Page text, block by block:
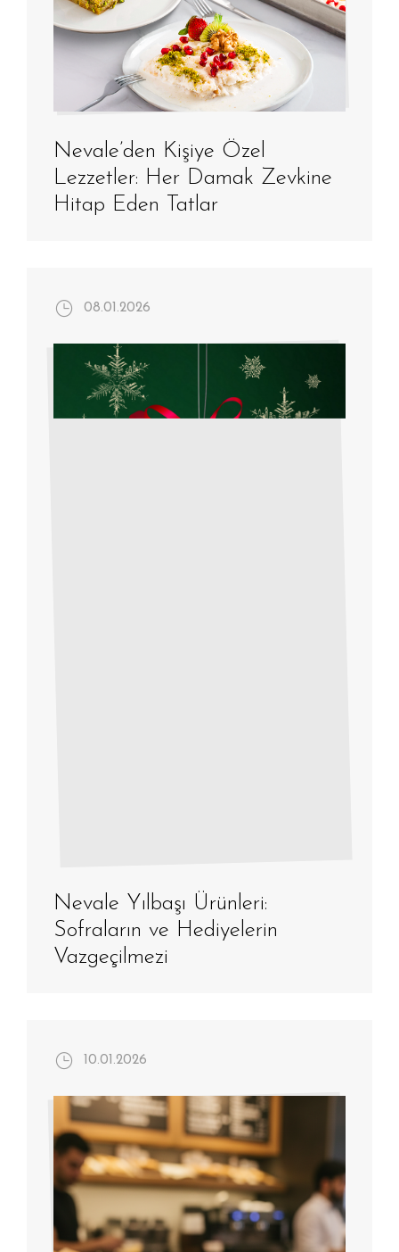
Nevale’den Kişiye Özel
Lezzetler: Her Damak Zevkine
Hitap Eden Tatlar
08.01.2026
Nevale Yılbaşı Ürünleri:
Sofraların ve Hediyelerin
Vazgeçilmezi
10.01.2026